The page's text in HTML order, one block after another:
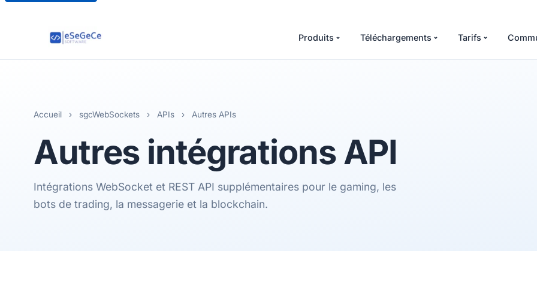
Produits Téléchargements Tarifs
Accueil › sgcWebSockets › APIs › Autres APIs
Autres intégrations API
Intégrations WebSocket et REST API supplémentaires pour le gaming, les
bots de trading, la messagerie et la blockchain.